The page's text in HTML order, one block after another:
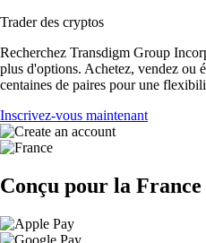
Trader des cryptos
Recherchez Transdigm Group
plus d'options. Achetez, vendez ou
centaines de paires pour une
Inscrivez-vous maintenant
Conçu pour la France